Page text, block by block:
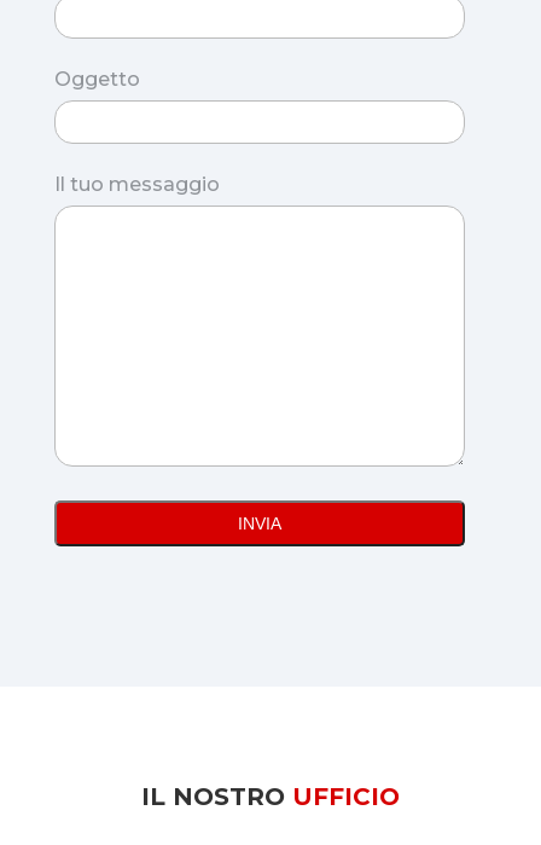
Oggetto
Il tuo messaggio
IL NOSTRO UFFICIO